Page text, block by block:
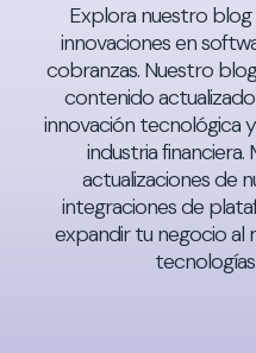
Explora nuestro
innovaciones en
cobranzas. Nuestro
contenido
innovación tecnológica
industria
actualizaciones de
integraciones de
expandir tu negocio al